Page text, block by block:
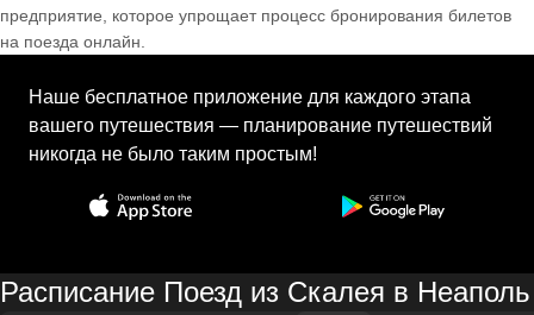
предприятие, которое упрощает процесс бронирования билетов
на поезда онлайн.
Наше бесплатное приложение для каждого этапа
вашего путешествия — планирование путешествий
никогда не было таким простым!
Расписание Поезд из Скалея в Неаполь